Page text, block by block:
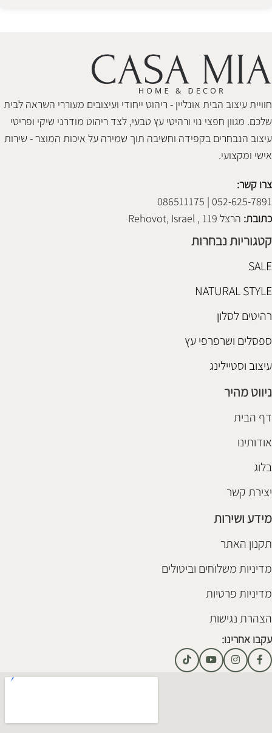
חוויית עיצוב הבית אונליין - ריהוט ייחודי ועיצובים מעוררי השראה לבית
שלכם. מגוון חפצי נוי ורהיטי עץ טבעי, לצד ריהוט מודרני שיקי ופריטי
עיצוב הנבחרים בקפידה וחשיבה תוך שמירה על איכות המוצר - שירות
אישי ומקצועי.
צרו קשר:
052-625-7891 | 086511175
כתובת: הרצל 119 , Rehovot, Israel
קטגוריות נבחרות
SALE
NATURAL STYLE
רהיטים לסלון
ספסלים ושרפרפי עץ
עיצוב וסטיילינג
ניווט מהיר
דף הבית
אודותינו
בלוג
יצירת קשר
מידע ושירות
תקנון האתר
מדיניות משלוחים וביטולים
מדיניות פרטיות
הצהרת נגישות
עקבו אחרינו: